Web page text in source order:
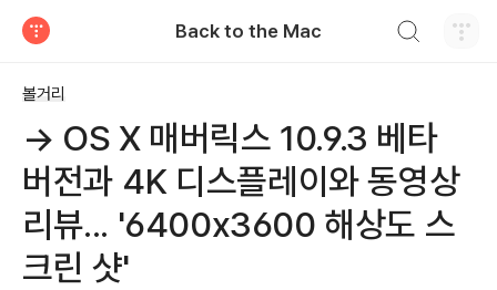
Back to the Mac
볼거리
→ OS X 매버릭스 10.9.3 베타
버전과 4K 디스플레이와 동영상
리뷰... '6400x3600 해상도 스
크린 샷'